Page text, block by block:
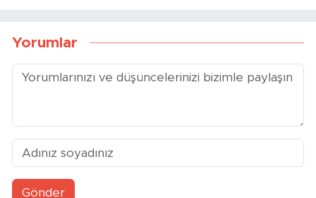
Yorumlar
Gönder